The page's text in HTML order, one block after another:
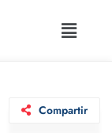
Compartir